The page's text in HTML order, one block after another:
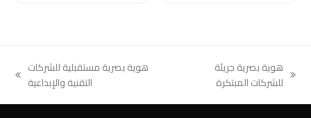
previous
هوية بصرية جريئة
للشركات المبتكرة
هوية بصرية مستقبلية للشركات
التقنية والإبداعية